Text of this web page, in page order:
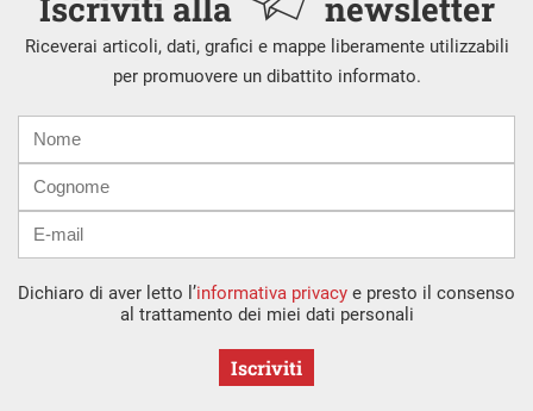
Riceverai articoli, dati, grafici e mappe liberamente utilizzabili
per promuovere un dibattito informato.
mail
Dichiaro di aver letto l’informativa privacy e presto il consenso
al trattamento dei miei dati personali
Iscriviti